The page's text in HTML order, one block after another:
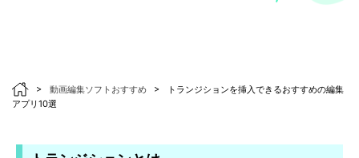
> 動画編集ソフトおすすめ >
トランジションを挿入できるおすすめの編集
アプリ10選